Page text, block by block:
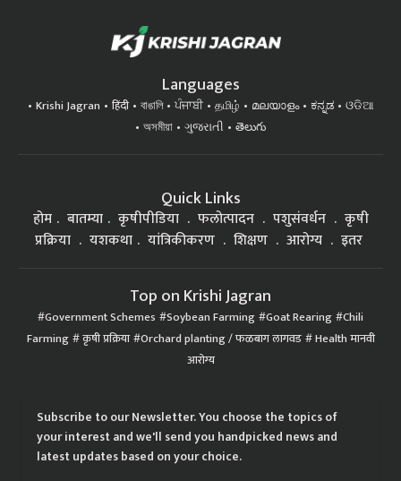
Languages
Krishi Jagran हिंदी বাঙালি ਪੰਜਾਬੀ தமிழ் മലയാളം ಕನ್ನಡ
ଓଡିଆ
অসমীয়া
ગુજરાતી తెలుగు
Quick Links
होम बातम्या कृषीपीडिया फलोत्पादन पशुसंवर्धन
कृषी
प्रक्रिया
यशकथा यांत्रिकीकरण शिक्षण आरोग्य इतर
Top on Krishi Jagran
Government Schemes Soybean Farming Goat Rearing Chili
Farming कृषी प्रक्रिया Orchard planting / फळबाग लागवड Health मानवी
आरोग्य
Subscribe to our Newsletter. You choose the topics of
your interest and we'll send you handpicked news and
latest updates based on your choice.